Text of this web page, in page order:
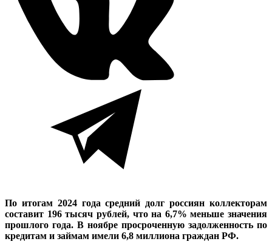
По итогам 2024 года средний долг россиян коллекторам
составит 196 тысяч рублей, что на 6,7% меньше значения
прошлого года. В ноябре просроченную задолженность по
кредитам и займам имели 6,8 миллиона граждан РФ.